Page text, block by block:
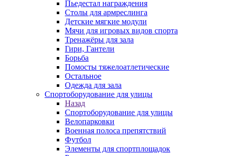
Пьедестал награждения
Столы для армреслинга
Детские мягкие модули
Мячи для игровых видов спорта
Тренажёры для зала
Гири, Гантели
Борьба
Помосты тяжелоатлетические
Остальное
Одежда для зала
Спортоборудование для улицы
Назад
Спортоборудование для улицы
Велопарковки
Военная полоса препятствий
Футбол
Элементы для спортплощадок